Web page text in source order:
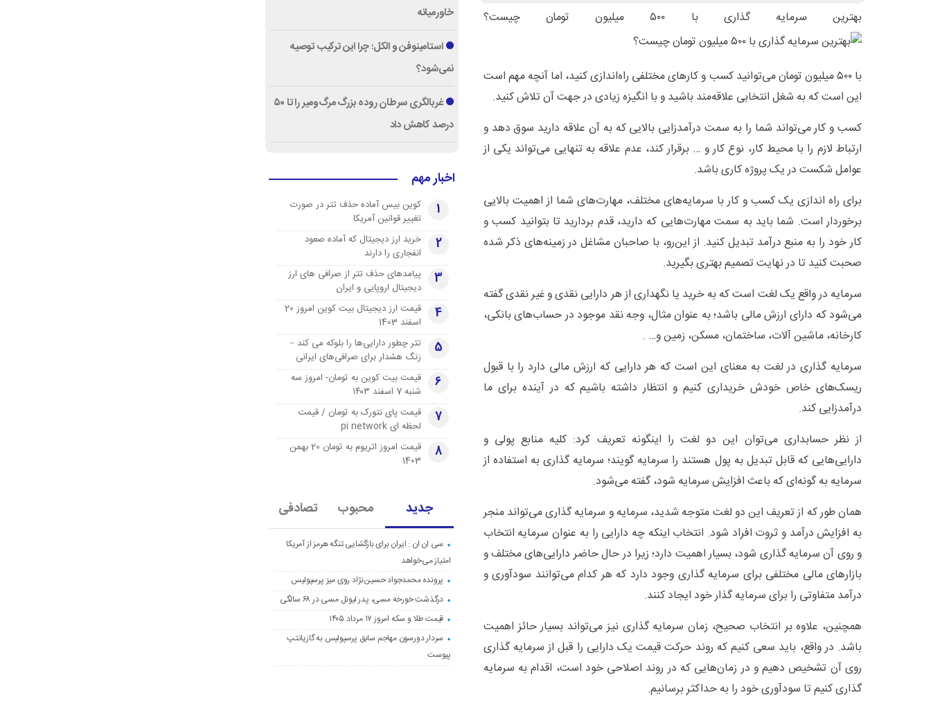
بهترین سرمایه گذاری با ۵۰۰ میلیون تومان چیست؟
با ۵۰۰ میلیون تومان می‌توانید کسب و کار‌های مختلفی راه‌اندازی کنید، اما آنچه مهم است
این است که به شغل انتخابی علاقه‌مند باشید و با انگیزه زیادی در جهت آن تلاش کنید.
کسب و کار می‌تواند شما را به سمت درآمدزایی بالایی که به آن علاقه دارید سوق دهد و
ارتباط لازم را با محیط کار، نوع کار و … برقرار کند، عدم علاقه به تنهایی می‌تواند یکی از
عوامل شکست در یک پروژه کاری باشد.
برای راه اندازی یک کسب و کار با سرمایه‌های مختلف، مهارت‌های شما از اهمیت بالایی
برخوردار است. شما باید به سمت مهارت‌هایی که دارید، قدم بردارید تا بتوانید کسب و
کار خود را به منبع درآمد تبدیل کنید. از این‌رو، با صاحبان مشاغل در زمینه‌های ذکر شده
صحبت کنید تا در نهایت تصمیم بهتری بگیرید.
سرمایه در واقع یک لغت است که به خرید یا نگهداری از هر دارایی نقدی و غیر نقدی گفته
می‌شود که دارای ارزش مالی باشد؛ به عنوان مثال، وجه نقد موجود در حساب‌های بانکی،
کارخانه، ماشین آلات، ساختمان، مسکن، زمین و… .
سرمایه گذاری در لغت به معنای این است که هر دارایی که ارزش مالی دارد را با قبول
ریسک‌های خاص خودش خریداری کنیم و انتظار داشته باشیم که در آینده برای ما
درآمدزایی کند.
از نظر حسابداری می‌توان این دو لغت را اینگونه تعریف کرد: کلیه منابع پولی و
دارایی‌هایی که قابل تبدیل به پول هستند را سرمایه گویند؛ سرمایه گذاری به استفاده از
سرمایه به گونه‌ای که باعث افزایش سرمایه شود، گفته می‌شود.
همان طور که از تعریف این دو لغت متوجه شدید، سرمایه و سرمایه گذاری می‌تواند منجر
به افزایش درآمد و ثروت افراد شود. انتخاب اینکه چه دارایی را به عنوان سرمایه انتخاب
و روی آن سرمایه گذاری شود، بسیار اهمیت دارد؛ زیرا در حال حاضر دارایی‌های مختلف و
بازار‌های مالی مختلفی برای سرمایه گذاری وجود دارد که هر کدام می‌توانند سودآوری و
درآمد متفاوتی را برای سرمایه گذار خود ایجاد کنند.
همچنین، علاوه بر انتخاب صحیح، زمان سرمایه گذاری نیز می‌تواند بسیار حائز اهمیت
باشد. در واقع، باید سعی کنیم که روند حرکت قیمت یک دارایی را قبل از سرمایه گذاری
روی آن تشخیص دهیم و در زمان‌هایی که در روند اصلاحی خود است، اقدام به سرمایه
گذاری کنیم تا سودآوری خود را به حداکثر برسانیم.
خاورمیانه
استامینوفن و الکل؛ چرا این ترکیب توصیه
نمی‌شود؟
غربالگری سرطان روده بزرگ مرگ‌ومیر را تا ۵۰
درصد کاهش داد
اخبار مهم
1
کوین بیس آماده حذف تتر در صورت
تغییر قوانین آمریکا
2
خرید ارز دیجیتال که آماده صعود
انفجاری را دارند
3
پیامدهای حذف تتر از صرافی های ارز
دیجیتال اروپایی و ایران
4
قیمت ارز دیجیتال بیت کوین امروز 20
اسفند 1403
5
تتر چطور دارایی‌ها را بلوکه می کند –
زنگ هشدار برای صرافی‌های ایرانی
6
قیمت بیت کوین به تومان- امروز سه
شنبه 7 اسفند ۱۴۰۳
7
قیمت پای نتورک به تومان / قیمت
لحظه ای pi network
8
قیمت امروز اتریوم به تومان 20 بهمن
1403
جدید محبوب تصادفی
سی ان ان : ایران برای بازگشایی تنگه هرمز از آمریکا
امتیاز می‌خواهد
پرونده محمدجواد حسین‌نژاد روی میز پرسپولیس
درگذشت خورخه مسی، پدر لیونل مسی در ۶۸ سالگی
قیمت طلا و سکه امروز ۱۷ مرداد ۱۴۰۵
سردار دورسون مهاجم سابق پرسپولیس به گازیانتپ
پیوست